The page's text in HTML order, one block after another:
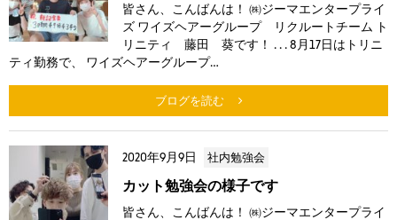
皆さん、こんばんは！ ㈱ジーマエンタープライ
ズ ワイズヘアーグループ リクルートチーム ト
リニティ 藤田 葵です！ . . . 8月17日はトリニ
ティ勤務で、 ワイズヘアーグループ…
ブログを読む
2020年9月9日 社内勉強会
カット勉強会の様子です
皆さん、こんばんは！ ㈱ジーマエンタープライ